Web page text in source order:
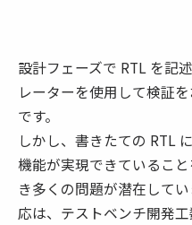
設計フェーズで RTL を記
レーターを使用して検証
です。
しかし、書きたての RTL
機能が実現できているこ
き多くの問題が潜在して
応は、テストベンチ開発